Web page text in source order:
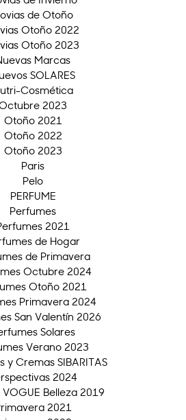
de Otoño
Otoño 2022
Otoño 2023
Marcas
SOLARES
Cosmética
2023
Otoño 2021
Otoño 2022
Otoño 2023
Paris
Pelo
PERFUME
Perfumes
2021
de Hogar
de Primavera
Octubre 2024
Otoño 2021
Primavera 2024
San Valentín 2026
Solares
Verano 2023
y Cremas SIBARITAS
2024
Belleza 2019
2021